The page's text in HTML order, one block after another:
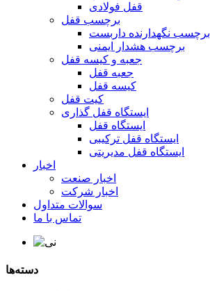
قفل فولادی
برچسب قفل
برچسب نگهدارنده داربست
برچسب هشدار ایمنی
جعبه و کیسه قفل
جعبه قفل
کیسه قفل
کیت قفل
ایستگاه قفل گذاری
ایستگاه قفل
ایستگاه قفل ترکیبی
ایستگاه قفل مدیریتی
اخبار
اخبار صنعت
اخبار شرکت
سوالات متداول
تماس با ما
دسته‌ها